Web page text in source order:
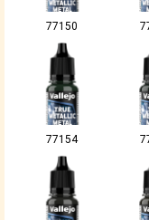
77150
77154